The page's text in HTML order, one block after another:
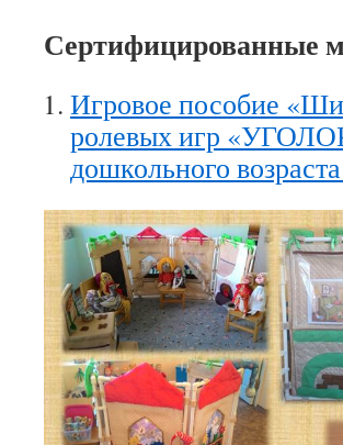
Сертифицированные
Игровое пособие
ролевых игр
дошкольного